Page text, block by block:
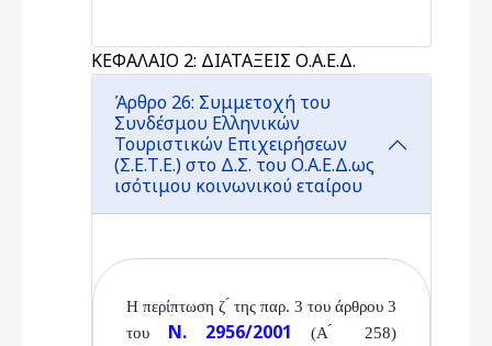
ΚΕΦΑΛΑΙΟ 2: ΔΙΑΤΑΞΕΙΣ Ο.Α.Ε.Δ.
Άρθρο 26: Συμμετοχή του
Συνδέσμου Ελληνικών
Τουριστικών Επιχειρήσεων
(Σ.Ε.Τ.Ε.) στο Δ.Σ. του Ο.Α.Ε.Δ.ως
ισότιμου κοινωνικού εταίρου
Η περίπτωση ζ ́ της παρ. 3 του άρθρου 3
του Ν. 2956/2001
(Α ́ 258)